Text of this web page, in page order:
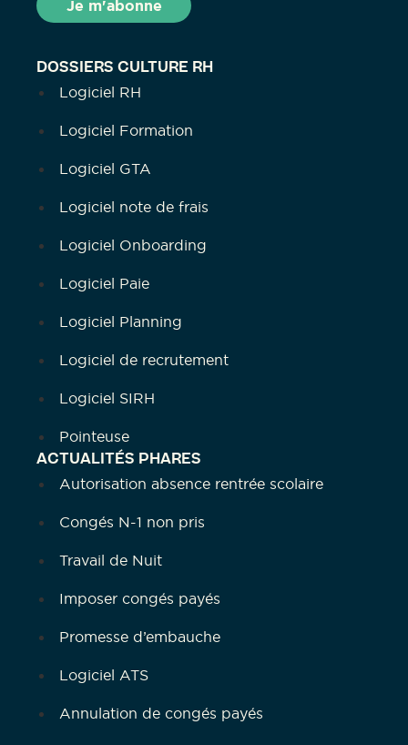
DOSSIERS CULTURE RH
Logiciel RH
Logiciel Formation
Logiciel GTA
Logiciel note de frais
Logiciel Onboarding
Logiciel Paie
Logiciel Planning
Logiciel de recrutement
Logiciel SIRH
Pointeuse
ACTUALITÉS PHARES
Autorisation absence rentrée scolaire
Congés N-1 non pris
Travail de Nuit
Imposer congés payés
Promesse d’embauche
Logiciel ATS
Annulation de congés payés